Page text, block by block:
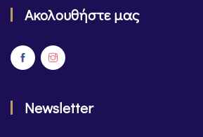
Ακολουθήστε μας
Newsletter